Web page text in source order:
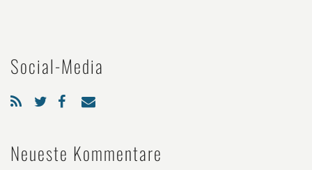
Social-Media
Neueste Kommentare